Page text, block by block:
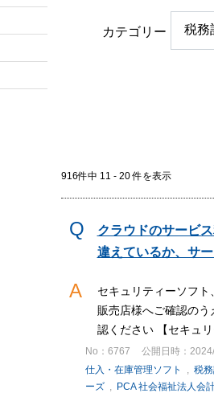
カテゴリー
916件中 11 - 20 件を表示
クラウドのサービ
違えているか、サ
セキュリティーソフ
販売店様へご確認の
認ください 【セキュ
No：6767 公開日時：
仕入・在庫管理ソフト
, 税
ーズ, PCA 社会福祉法人会